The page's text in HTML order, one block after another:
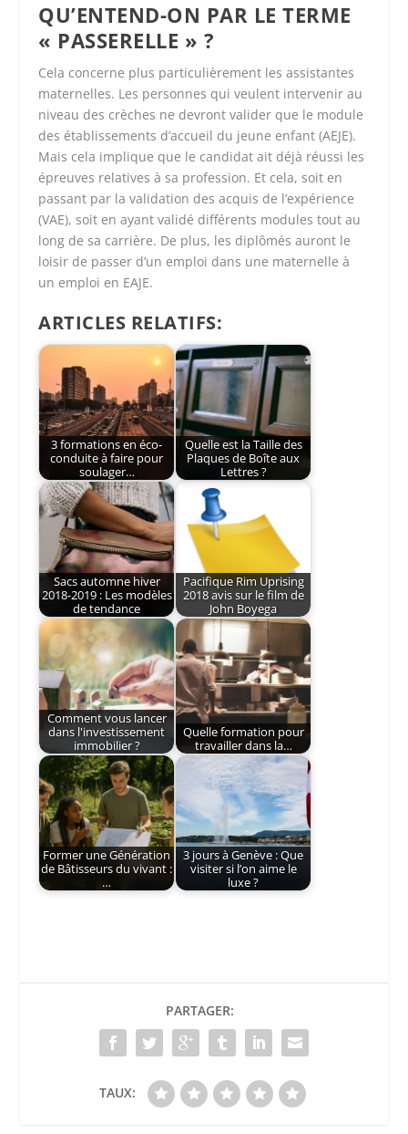
QU’ENTEND-ON PAR LE TERME
« PASSERELLE » ?
Cela concerne plus particulièrement les assistantes
maternelles. Les personnes qui veulent intervenir au
niveau des crèches ne devront valider que le module
des établissements d’accueil du jeune enfant (AEJE).
Mais cela implique que le candidat ait déjà réussi les
épreuves relatives à sa profession. Et cela, soit en
passant par la validation des acquis de l’expérience
(VAE), soit en ayant validé différents modules tout au
long de sa carrière. De plus, les diplômés auront le
loisir de passer d’un emploi dans une maternelle à
un emploi en EAJE.
ARTICLES RELATIFS:
3 formations en éco-
conduite à faire pour
soulager…
Quelle est la Taille des
Plaques de Boîte aux
Lettres ?
Sacs automne hiver
2018-2019 : Les modèles
de tendance
Pacifique Rim Uprising
2018 avis sur le film de
John Boyega
Comment vous lancer
dans l'investissement
immobilier ?
Quelle formation pour
travailler dans la…
Former une Génération
de Bâtisseurs du vivant :
…
3 jours à Genève : Que
visiter si l’on aime le
luxe ?
PARTAGER:
TAUX: